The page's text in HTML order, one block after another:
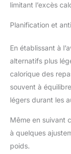
limitant l’excès
Planification et
En établissant à
alternatifs plus
calorique des
souvent à
légers durant les
Même en suivant
à quelques
poids.